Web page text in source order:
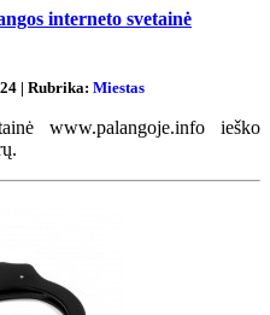
interneto svetainė
| Rubrika: Miestas
www.palangoje.info ieško